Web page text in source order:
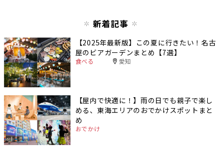
新着記事
【2025年最新版】この夏に行きたい！名古
屋のビアガーデンまとめ【7選】
食べる 愛知
【屋内で快適に！】雨の日でも親子で楽し
める、東海エリアのおでかけスポットまと
め
おでかけ